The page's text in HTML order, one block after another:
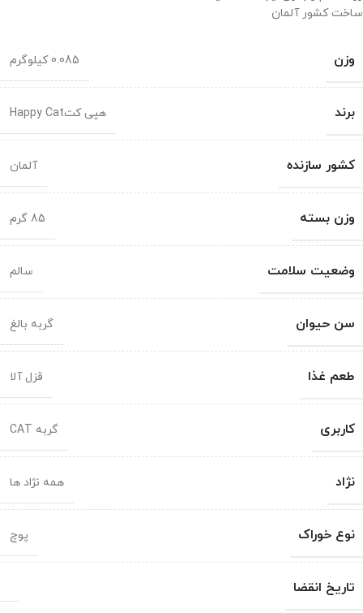
ساخت کشور آلمان
وزن 0.085 کیلوگرم
برند هپی کتHappy Cat
کشور سازنده آلمان
وزن بسته 85 گرم
وضعیت سلامت سالم
سن حیوان گربه بالغ
طعم غذا قزل آلا
کاربری گربه CAT
نژاد همه نژاد ها
نوع خوراک پوچ
تاریخ انقضا